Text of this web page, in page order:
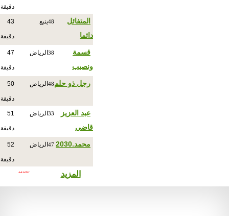
دقيقة
المتفائل
دائما
48ينبع 43
دقيقة
قسمة
ونصيب
38 الرياض 47
دقيقة
رجل ذو حلم48 الرياض 50
دقيقة
عبد العزيز
قاضي
33 الرياض 51
دقيقة
محمد.2030 47 الرياض 52
دقيقة
المزيد